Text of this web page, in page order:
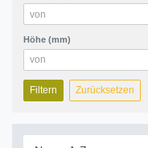
Höhe (mm)
Filtern Zurücksetzen